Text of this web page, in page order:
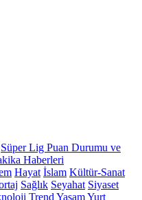
Süper Lig Puan Durumu ve
Haberleri
Hayat İslam Kültür-Sanat
Sağlık Seyahat Siyaset
Trend YaşamYurt